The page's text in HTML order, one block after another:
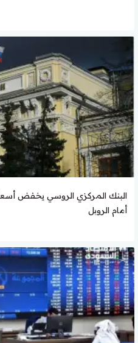
البنك المركزي الروسي يخفض
أمام الروبل